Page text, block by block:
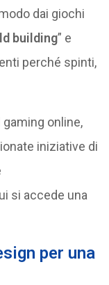
dai giochi
building” e
perché spinti,
online,
iniziative di
si accede una
per una